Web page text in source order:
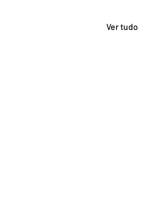
Ver tudo